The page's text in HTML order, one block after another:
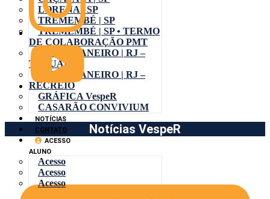
LORENA | SP
TREMEMBÉ | SP
TREMEMBÉ | SP • TERMO
DE COLABORAÇÃO PMT
RIO DE JANEIRO | RJ –
TAQUARA
RIO DE JANEIRO | RJ –
RECREIO
GRÁFICA VespeR
CASARÃO CONVIVIUM
NOTÍCIAS
CONTATO
ACESSO
ALUNO
Acesso
Acesso
Acesso
Notícias VespeR